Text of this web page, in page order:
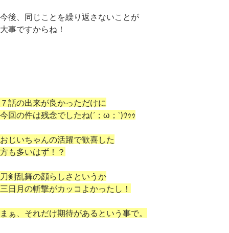
今後、同じことを繰り返さないことが
大事ですからね！
７話の出来が良かっただけに
今回の件は残念でしたね(´；ω；`)ｳｩｩ
おじいちゃんの活躍で歓喜した
方も多いはず！？
刀剣乱舞の顔らしさというか
三日月の斬撃がカッコよかったし！
まぁ、それだけ期待があるという事で。